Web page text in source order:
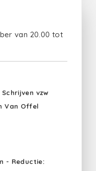
van 20.00 tot
vzw
Van Offel
- Reductie: